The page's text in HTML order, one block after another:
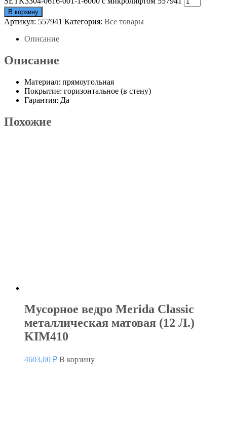
В корзину
Артикул: 557941 Категория: Все товары
Описание
Описание
Материал: прямоугольная
Покрытие: горизонтальное (в стену)
Гарантия: Да
Похожие
Мусорное ведро Merida Classic
металлическая матовая (12 Л.)
KIM410
4603,00 ₽ В корзину